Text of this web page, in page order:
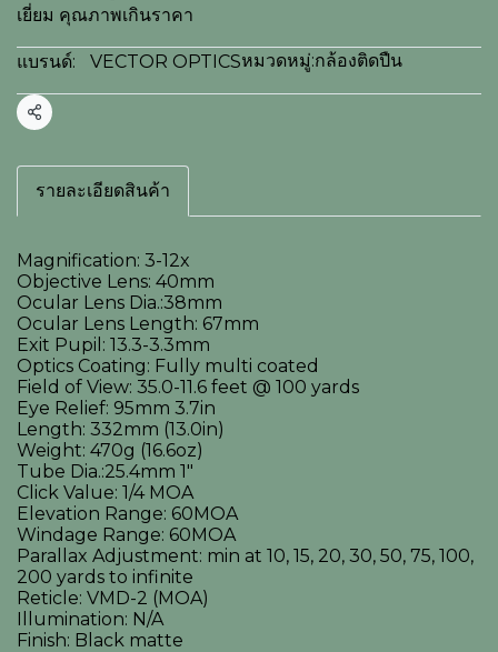
เยี่ยม คุณภาพเกินราคา
แบรนด์: VECTOR OPTICSหมวดหมู่:กล้องติดปืน
แชร์
รายละเอียดสินค้า
Magnification: 3-12x
Objective Lens: 40mm
Ocular Lens Dia.:38mm
Ocular Lens Length: 67mm
Exit Pupil: 13.3-3.3mm
Optics Coating: Fully multi coated
Field of View: 35.0-11.6 feet @ 100 yards
Eye Relief: 95mm 3.7in
Length: 332mm (13.0in)
Weight: 470g (16.6oz)
Tube Dia.:25.4mm 1"
Click Value: 1/4 MOA
Elevation Range: 60MOA
Windage Range: 60MOA
Parallax Adjustment: min at 10, 15, 20, 30, 50, 75, 100,
200 yards to infinite
Reticle: VMD-2 (MOA)
Illumination: N/A
Finish: Black matte